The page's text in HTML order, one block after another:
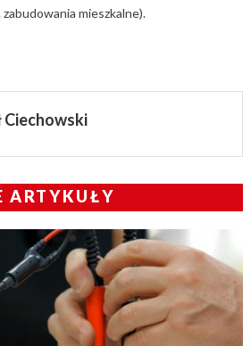
mieszkalne).
Ciechowski
ARTYKUŁY